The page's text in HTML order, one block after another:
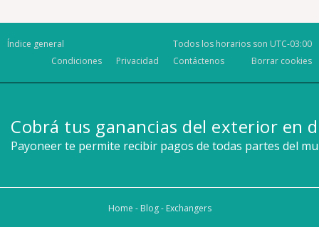
Índice general Todos los horarios son UTC-03:00
Borrar cookies
Contáctenos
Privacidad
Condiciones
Cobrá tus ganancias del exterior en
Payoneer te permite recibir pagos de todas partes del
Home - Blog- Exchangers